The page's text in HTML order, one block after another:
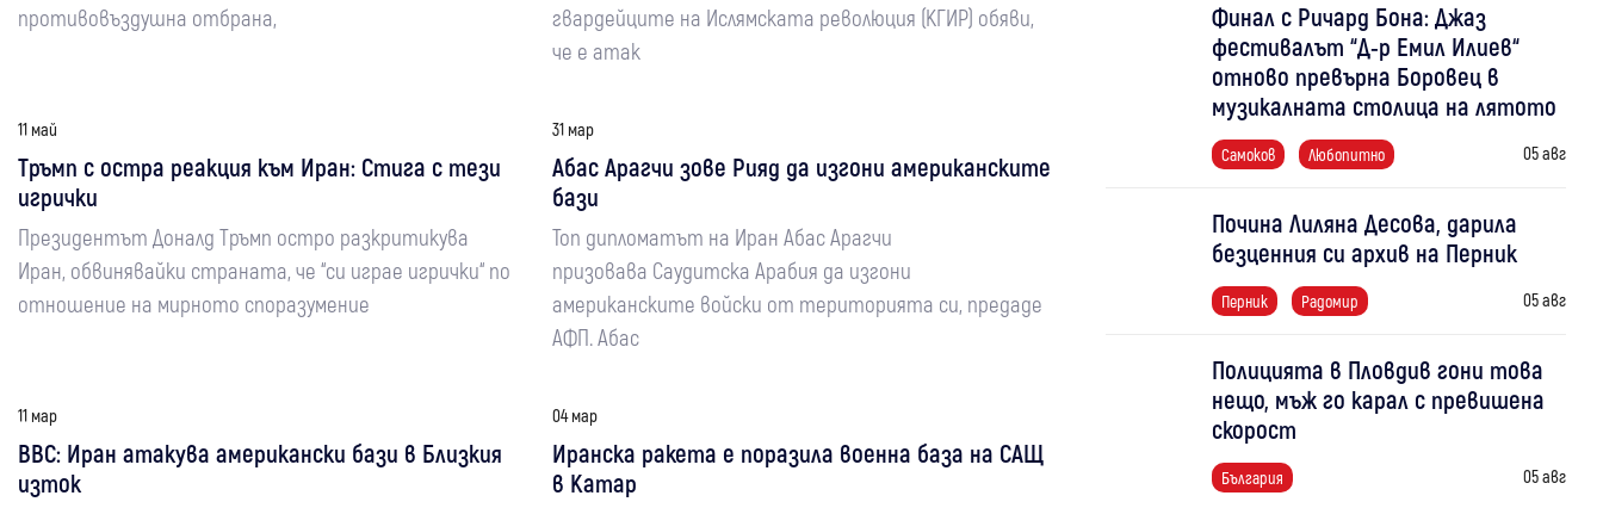
противовъздушна отбрана,
гвардейците на Ислямската революция (КГИР) обяви,
че е атак
11 май
Тръмп с остра реакция към Иран: Стига с тези
игрички
Президентът Доналд Тръмп остро разкритикува
Иран, обвинявайки страната, че “си играе игрички“ по
отношение на мирното споразумение
31 мар
Абас Арагчи зове Рияд да изгони американските
бази
Топ дипломатът на Иран Абас Арагчи
призовава Саудитска Арабия да изгони
американските войски от територията си, предаде
АФП. Абас
11 мар
BBC: Иран атакува американски бази в Близкия
изток
04 мар
Иранска ракета е поразила военна база на САЩ
в Катар
Финал с Ричард Бона: Джаз
фестивалът “Д-р Емил Илиев“
отново превърна Боровец в
музикалната столица на лятото
Самоков Любопитно 05 авг
Почина Лиляна Десова, дарила
безценния си архив на Перник
Перник Радомир 05 авг
Полицията в Пловдив гони това
нещо, мъж го карал с превишена
скорост
България 05 авг